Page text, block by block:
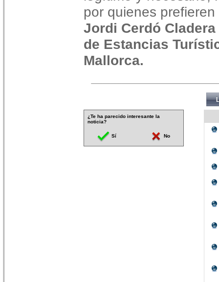
por quienes
Jordi Cerdó
de Estancias
Mallorca.
¿Te ha parecido interesante la
noticia?
Sí No